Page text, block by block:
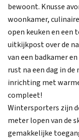
bewoont. Knusse
woonkamer,
open keuken en een
uitkijkpost over de
van een badkamer
rust na een dag in
inrichting met
compleet!
Wintersporters zijn
meter lopen van de
gemakkelijke